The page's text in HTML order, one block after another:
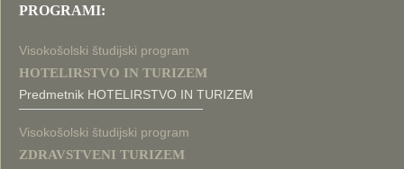
PROGRAMI:
Visokošolski študijski program
HOTELIRSTVO IN TURIZEM
Predmetnik HOTELIRSTVO IN TURIZEM
Visokošolski študijski program
ZDRAVSTVENI TURIZEM